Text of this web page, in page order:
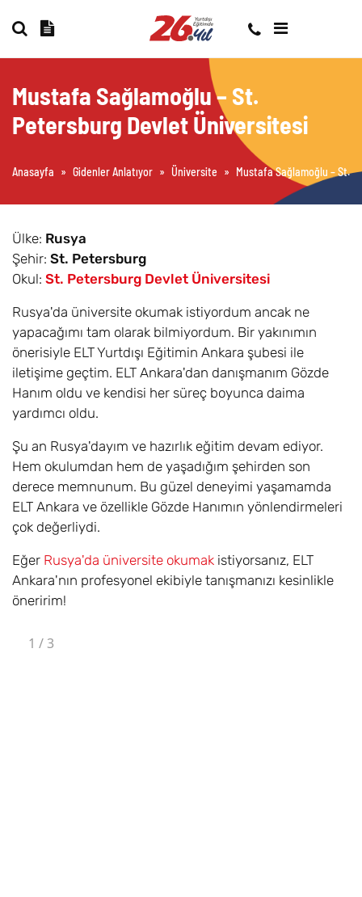
Mustafa Sağlamoğlu – St.
Petersburg Devlet Üniversitesi
Anasayfa » Gidenler Anlatıyor » Üniversite » Mustafa Sağlamoğlu – St.
Ülke: Rusya
Şehir: St. Petersburg
Okul: St. Petersburg Devlet Üniversitesi
Rusya'da üniversite okumak istiyordum ancak ne
yapacağımı tam olarak bilmiyordum. Bir yakınımın
önerisiyle ELT Yurtdışı Eğitimin Ankara şubesi ile
iletişime geçtim. ELT Ankara'dan danışmanım Gözde
Hanım oldu ve kendisi her süreç boyunca daima
yardımcı oldu.
Şu an Rusya'dayım ve hazırlık eğitim devam ediyor.
Hem okulumdan hem de yaşadığım şehirden son
derece memnunum. Bu güzel deneyimi yaşamamda
ELT Ankara ve özellikle Gözde Hanımın yönlendirmeleri
çok değerliydi.
Eğer Rusya'da üniversite okumak istiyorsanız, ELT
Ankara'nın profesyonel ekibiyle tanışmanızı kesinlikle
öneririm!
1 /3